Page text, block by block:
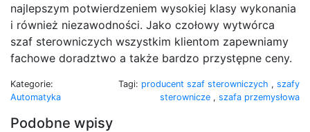
najlepszym potwierdzeniem wysokiej klasy wykonania
i również niezawodności. Jako czołowy wytwórca
szaf sterowniczych wszystkim klientom zapewniamy
fachowe doradztwo a także bardzo przystępne ceny.
Kategorie:
Automatyka
Tagi: producent szaf sterowniczych , szafy
sterownicze , szafa przemysłowa
Podobne wpisy